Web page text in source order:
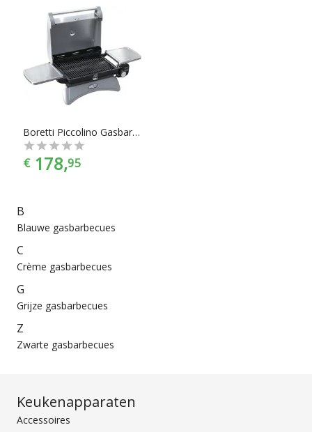
Boretti Piccolino Gasbarbecue
€ 178,95
B
Blauwe gasbarbecues
C
Crème gasbarbecues
G
Grijze gasbarbecues
Z
Zwarte gasbarbecues
Keukenapparaten
Accessoires